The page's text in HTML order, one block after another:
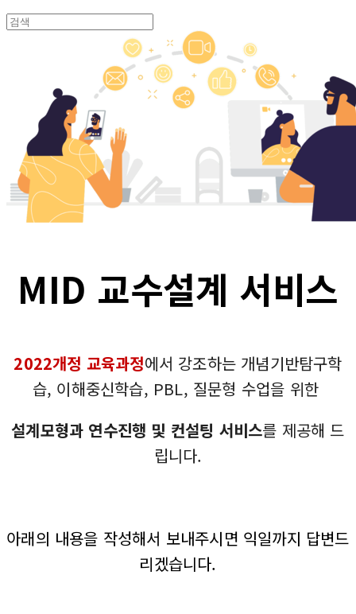
MID 교수설계 서비스
2022개정 교육과정에서 강조하는 개념기반탐구학
습, 이해중신학습, PBL, 질문형 수업을 위한
설계모형과 연수진행 및 컨설팅 서비스를 제공해 드
립니다.
아래의 내용을 작성해서 보내주시면 익일까지 답변드
리겠습니다.